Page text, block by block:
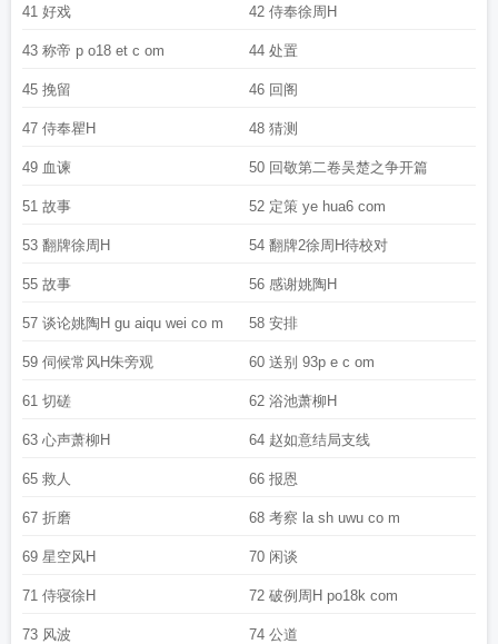
41 好戏 42 侍奉徐周H
43 称帝 p o18 et c om 44 处置
45 挽留 46 回阁
47 侍奉瞿H 48 猜测
49 血谏 50 回敬第二卷吴楚之争开篇
51 故事 52 定策 ye hua6 com
53 翻牌徐周H 54 翻牌2徐周H待校对
55 故事 56 感谢姚陶H
57 谈论姚陶H gu aiqu wei co m 58 安排
59 伺候常风H朱旁观 60 送别 93p e c om
61 切磋 62 浴池萧柳H
63 心声萧柳H 64 赵如意结局支线
65 救人 66 报恩
67 折磨 68 考察 la sh uwu co m
69 星空风H 70 闲谈
71 侍寝徐H 72 破例周H po18k com
73 风波 74 公道